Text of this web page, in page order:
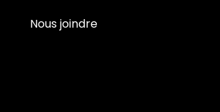
Nous joindre